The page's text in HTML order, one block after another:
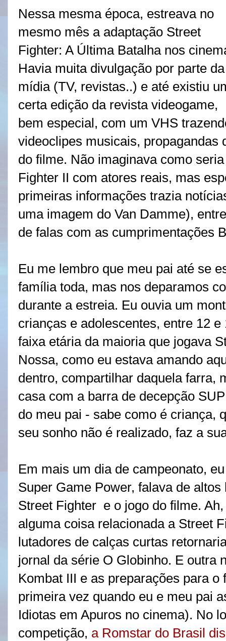
Nessa mesma época, estreava no
mesmo mês a adaptação Street
Fighter: A Última Batalha nos
Havia muita divulgação por parte da
mídia (TV, revistas..) e até existiu
certa edição da revista videogame,
bem especial, com um VHS
videoclipes musicais, propagandas
do filme. Não imaginava como
Fighter II com atores reais, mas
primeiras informações trazia
uma imagem do Van Damme),
de falas com as cumprimentações
Eu me lembro que meu pai até se
família toda, mas nos deparamos
durante a estreia. Eu ouvia um
crianças e adolescentes, entre 12
faixa etária da maioria que jogava
Nossa, como eu estava amando
dentro, compartilhar daquela farra,
casa com a barra de decepção
do meu pai - sabe como é criança,
seu sonho não é realizado, faz a
Em mais um dia de campeonato,
Super Game Power, falava de
Street Fighter e o jogo do filme. Ah,
alguma coisa relacionada a Street
lutadores de calças curtas
jornal da série O Globinho. E outra
Kombat III e as preparações para
primeira vez quando eu e meu pai
Idiotas em Apuros no cinema). No
competição, a Romstar do Brasil